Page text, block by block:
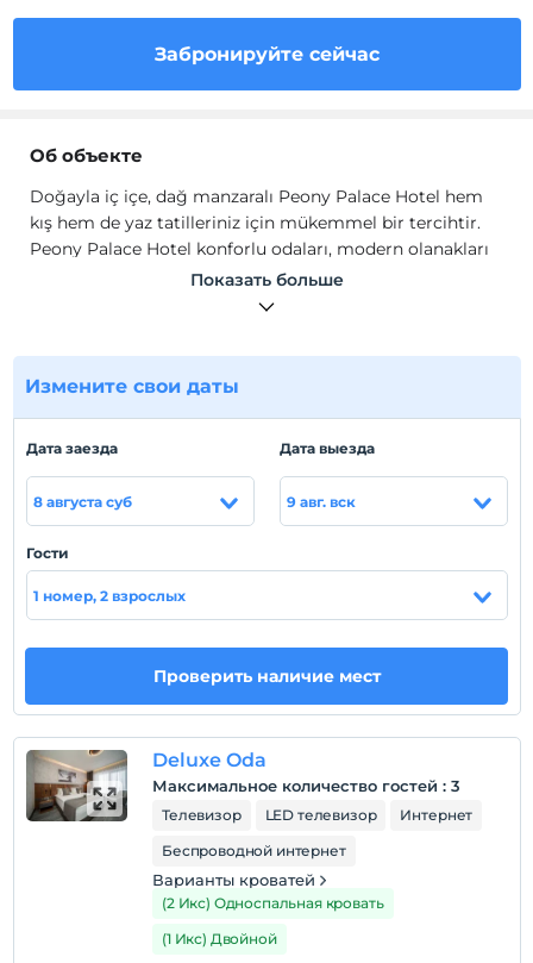
Забронируйте сейчас
Об объекте
Doğayla iç içe, dağ manzaralı Peony Palace Hotel hem
kış hem de yaz tatilleriniz için mükemmel bir tercihtir.
Peony Palace Hotel konforlu odaları, modern olanakları
ve sıcak atmosferiyle ziyaretçilerine unutulmaz bir
yangın alarmı, TV, telefon, internet, saç kurutma
makinesi, ücretsiz banyo malzemesi, havlu seti, elektrikli
Расположение
Kayseri Erciyes'te hizmet vermektedir.
Показать на
Политики объекта
Зарегистрироваться
Время выезда
До 12:00
Домашние животные не допускаются
Показать больше
Измените свои даты
Дата заезда
8 августа суб
Дата выезда
9 авг. вск
Гости
1 номер, 2 взрослых
Проверить наличие мест
Deluxe Oda
Максимальное количество гостей : 3
Телевизор LED телевизор
Интернет
Беспроводной интернет
Варианты кроватей
(2 Икс) Односпальная кровать
(1 Икс) Двойной